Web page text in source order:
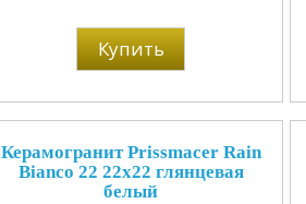
Купить
Керамогранит Prissmacer Rain
Bianco 22 22x22 глянцевая
белый